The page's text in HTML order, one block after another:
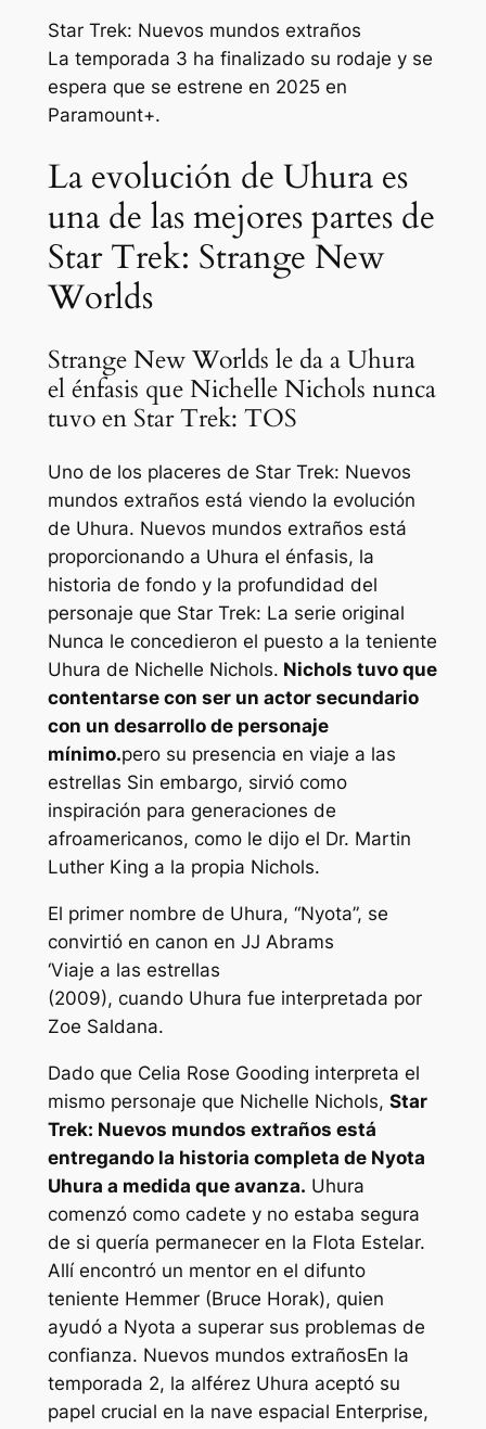
Star Trek: Nuevos mundos extraños
La temporada 3 ha finalizado su rodaje y se
espera que se estrene en 2025 en
Paramount+.
La evolución de Uhura es
una de las mejores partes de
Star Trek: Strange New
Worlds
Strange New Worlds le da a Uhura
el énfasis que Nichelle Nichols nunca
tuvo en Star Trek: TOS
Uno de los placeres de Star Trek: Nuevos
mundos extraños está viendo la evolución
de Uhura. Nuevos mundos extraños está
proporcionando a Uhura el énfasis, la
historia de fondo y la profundidad del
personaje que Star Trek: La serie original
Nunca le concedieron el puesto a la teniente
Uhura de Nichelle Nichols. Nichols tuvo que
contentarse con ser un actor secundario
con un desarrollo de personaje
mínimo.pero su presencia en viaje a las
estrellas Sin embargo, sirvió como
inspiración para generaciones de
afroamericanos, como le dijo el Dr. Martin
Luther King a la propia Nichols.
El primer nombre de Uhura, “Nyota”, se
convirtió en canon en JJ Abrams
‘Viaje a las estrellas
(2009), cuando Uhura fue interpretada por
Zoe Saldana.
Dado que Celia Rose Gooding interpreta el
mismo personaje que Nichelle Nichols, Star
Trek: Nuevos mundos extraños está
entregando la historia completa de Nyota
Uhura a medida que avanza. Uhura
comenzó como cadete y no estaba segura
de si quería permanecer en la Flota Estelar.
Allí encontró un mentor en el difunto
teniente Hemmer (Bruce Horak), quien
ayudó a Nyota a superar sus problemas de
confianza. Nuevos mundos extrañosEn la
temporada 2, la alférez Uhura aceptó su
papel crucial en la nave espacial Enterprise,